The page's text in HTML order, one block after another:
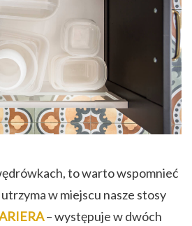
to warto wspomnieć
w miejscu nasze stosy
– występuje w dwóch